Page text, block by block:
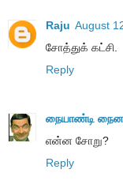
Raju August
சோத்துக் கட்சி.
Reply
நையாண்டி
என்ன சோறு?
Reply